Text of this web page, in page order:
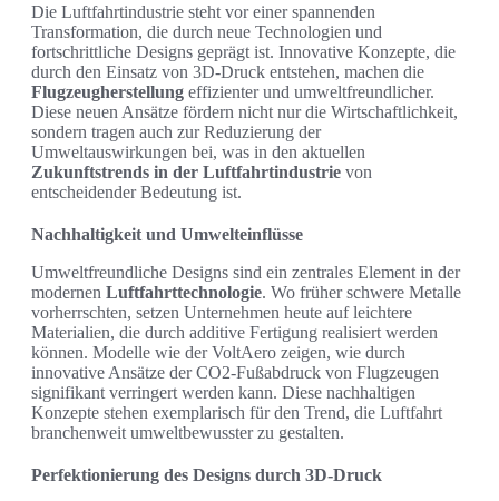
Die Luftfahrtindustrie steht vor einer spannenden
Transformation, die durch neue Technologien und
fortschrittliche Designs geprägt ist. Innovative Konzepte, die
durch den Einsatz von 3D-Druck entstehen, machen die
Flugzeugherstellung effizienter und umweltfreundlicher.
Diese neuen Ansätze fördern nicht nur die Wirtschaftlichkeit,
sondern tragen auch zur Reduzierung der
Umweltauswirkungen bei, was in den aktuellen
Zukunftstrends in der Luftfahrtindustrie von
entscheidender Bedeutung ist.
Nachhaltigkeit und Umwelteinflüsse
Umweltfreundliche Designs sind ein zentrales Element in der
modernen Luftfahrttechnologie. Wo früher schwere Metalle
vorherrschten, setzen Unternehmen heute auf leichtere
Materialien, die durch additive Fertigung realisiert werden
können. Modelle wie der VoltAero zeigen, wie durch
innovative Ansätze der CO2-Fußabdruck von Flugzeugen
signifikant verringert werden kann. Diese nachhaltigen
Konzepte stehen exemplarisch für den Trend, die Luftfahrt
branchenweit umweltbewusster zu gestalten.
Perfektionierung des Designs durch 3D-Druck